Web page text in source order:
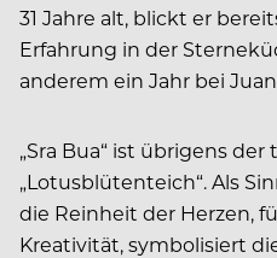
31 Jahre alt, blickt er
Erfahrung in der
anderem ein Jahr bei
„Sra Bua“ ist übrigens
„Lotusblütenteich“. Als
die Reinheit der Herzen,
Kreativität, symbolisiert